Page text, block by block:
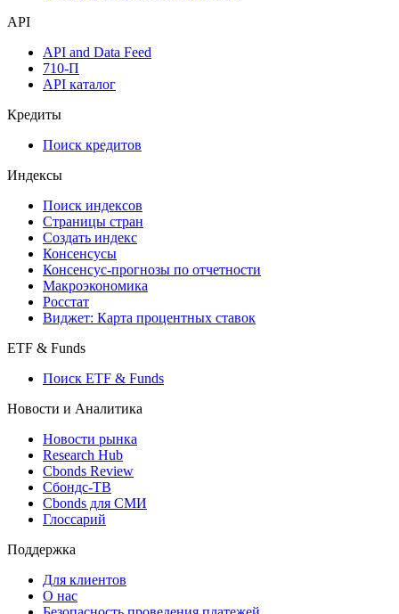
API
API and Data Feed
710-П
API каталог
Кредиты
Поиск кредитов
Индексы
Поиск индексов
Страницы стран
Создать индекс
Консенсусы
Консенсус-прогнозы по отчетности
Макроэкономика
Росстат
Виджет: Карта процентных ставок
ETF & Funds
Поиск ETF & Funds
Новости и Аналитика
Новости рынка
Research Hub
Cbonds Review
Сбондс-ТВ
Cbonds для СМИ
Глоссарий
Поддержка
Для клиентов
О нас